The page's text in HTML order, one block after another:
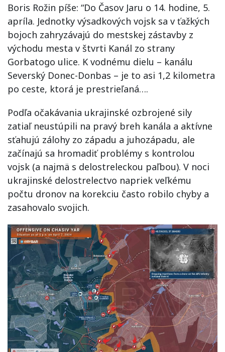
Boris Rožin píše: “Do Časov Jaru o 14. hodine, 5.
apríla. Jednotky výsadkových vojsk sa v ťažkých
bojoch zahryzávajú do mestskej zástavby z
východu mesta v štvrti Kanál zo strany
Gorbatogo ulice. K vodnému dielu – kanálu
Severský Donec-Donbas – je to asi 1,2 kilometra
po ceste, ktorá je prestrieľaná….
Podľa očakávania ukrajinské ozbrojené sily
zatiaľ neustúpili na pravý breh kanála a aktívne
sťahujú zálohy zo západu a juhozápadu, ale
začínajú sa hromadiť problémy s kontrolou
vojsk (a najmä s delostreleckou paľbou). V noci
ukrajinské delostrelectvo napriek veľkému
počtu dronov na korekciu často robilo chyby a
zasahovalo svojich.